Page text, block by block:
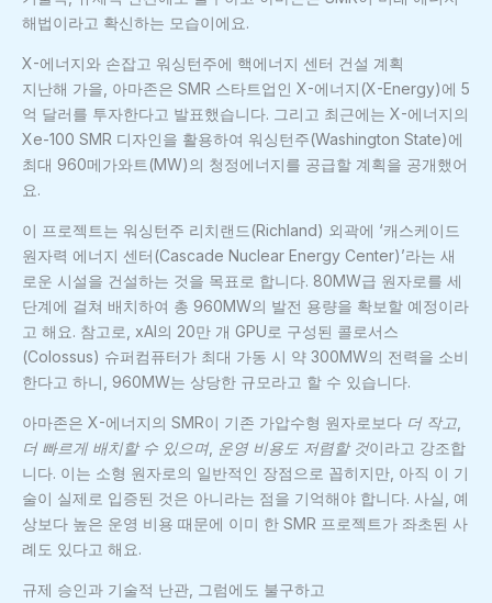
해법이라고 확신하는 모습이에요.
X-에너지와 손잡고 워싱턴주에 핵에너지 센터 건설 계획
지난해 가을, 아마존은 SMR 스타트업인 X-에너지(X-Energy)에 5
억 달러를 투자한다고 발표했습니다. 그리고 최근에는 X-에너지의
Xe-100 SMR 디자인을 활용하여 워싱턴주(Washington State)에
최대 960메가와트(MW)의 청정에너지를 공급할 계획을 공개했어
요.
이 프로젝트는 워싱턴주 리치랜드(Richland) 외곽에 ‘캐스케이드
원자력 에너지 센터(Cascade Nuclear Energy Center)’라는 새
로운 시설을 건설하는 것을 목표로 합니다. 80MW급 원자로를 세
단계에 걸쳐 배치하여 총 960MW의 발전 용량을 확보할 예정이라
고 해요. 참고로, xAI의 20만 개 GPU로 구성된 콜로서스
(Colossus) 슈퍼컴퓨터가 최대 가동 시 약 300MW의 전력을 소비
한다고 하니, 960MW는 상당한 규모라고 할 수 있습니다.
아마존은 X-에너지의 SMR이 기존 가압수형 원자로보다 더 작고
더 빠르게 배치할 수 있으며, 운영 비용도 저렴할 것이라고 강조합
니다. 이는 소형 원자로의 일반적인 장점으로 꼽히지만, 아직 이 기
술이 실제로 입증된 것은 아니라는 점을 기억해야 합니다. 사실, 예
상보다 높은 운영 비용 때문에 이미 한 SMR 프로젝트가 좌초된 사
례도 있다고 해요.
규제 승인과 기술적 난관, 그럼에도 불구하고